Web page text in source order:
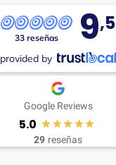
33 reseñas 9,5
provided by
Google Reviews
5.0
29 reseñas